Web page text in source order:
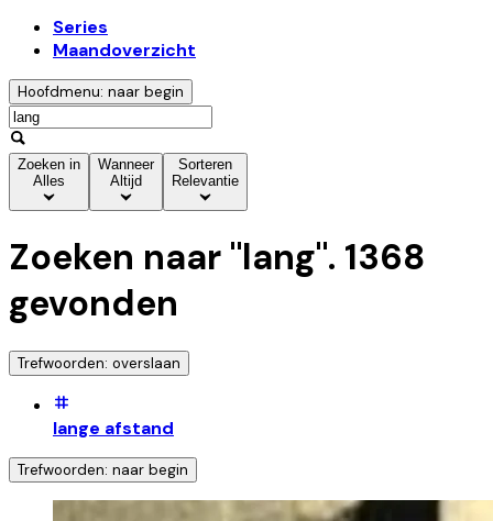
Series
Maandoverzicht
Hoofdmenu: naar begin
Zoeken in
Alles
Wanneer
Altijd
Sorteren
Relevantie
Zoeken naar "lang". 1368
gevonden
Trefwoorden: overslaan
lange afstand
Trefwoorden: naar begin